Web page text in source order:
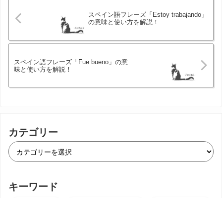
スペイン語フレーズ「Estoy trabajando」
の意味と使い方を解説！
スペイン語フレーズ「Fue bueno」の意
味と使い方を解説！
カテゴリー
キーワード